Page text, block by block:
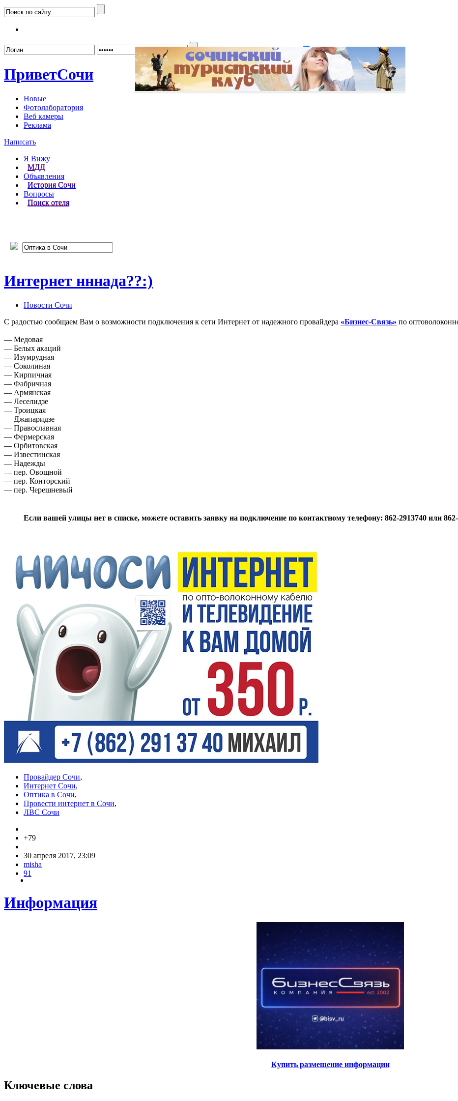
Забыли пароль? Регистрация
ПриветСочи
Новые
Фотолаборатория
Веб камеры
Реклама
Написать
Я Вижу
МДД
Объявления
История Сочи
Вопросы
Поиск отеля
Интернет нннада??:)
Новости Сочи
С радостью сообщаем Вам о возможности подключения к сети Интернет от надежного провайдера «Бизнес-Связь» по
— Медовая
— Белых акаций
— Изумрудная
— Соколиная
— Кирпичная
— Фабричная
— Армянская
— Леселидзе
— Троицкая
— Джапаридзе
— Православная
— Фермерская
— Орбитовская
— Известинская
— Надежды
— пер. Овощной
— пер. Конторский
— пер. Черешневый
Если вашей улицы нет в списке, можете оставить заявку на подключение по контактному телефону: 862-2913740 или
Провайдер Сочи,
Интернет Сочи,
Оптика в Сочи,
Провести интернет в Сочи,
ЛВС Сочи
+79
30 апреля 2017, 23:09
misha
91
Информация
Купить размещение информации
Ключевые слова